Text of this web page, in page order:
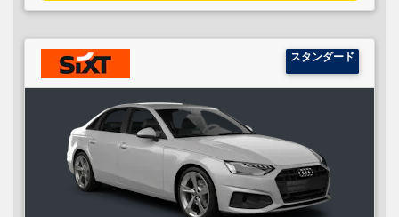
スタンダード